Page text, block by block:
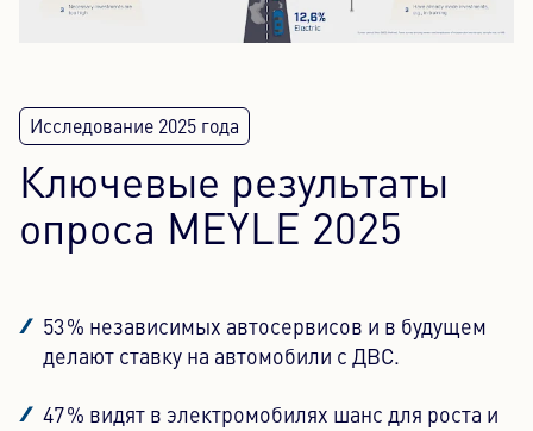
Ключевые результаты
опроса MEYLE 2025
53 % независимых автосервисов и в будущем
делают ставку на автомобили с ДВС.
47 % видят в электромобилях шанс для роста и